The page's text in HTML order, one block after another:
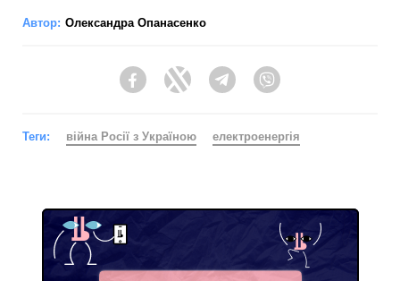
Автор: Олександра Опанасенко
FacebookTwitter Telegram
Теги: війна Росії з Україною електроенергія